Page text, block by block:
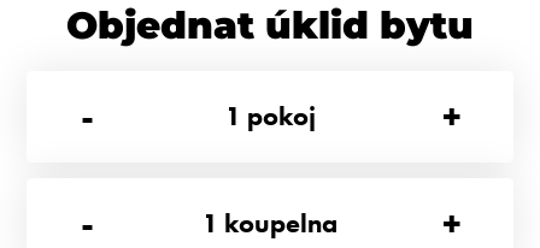
Objednat úklid bytu
-
1 pokoj +
- 1 koupelna +